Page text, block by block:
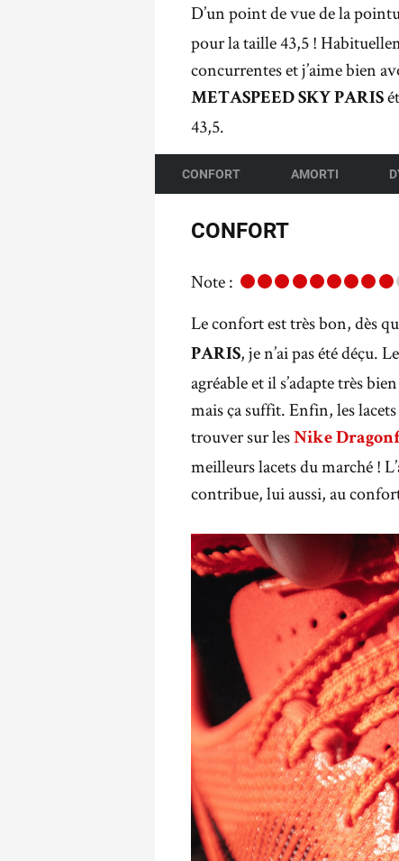
D’un point de vue de la
pour la taille 43,5 !
concurrentes et j’aime bien
METASPEED SKY PARIS
43,5.
CONFORT AMORTI
CONFORT
Note :
Le confort est très bon, dès
PARIS, je n’ai pas été déçu.
agréable et il s’adapte très
mais ça suffit. Enfin, les
trouver sur les Nike
meilleurs lacets du marché !
contribue, lui aussi, au